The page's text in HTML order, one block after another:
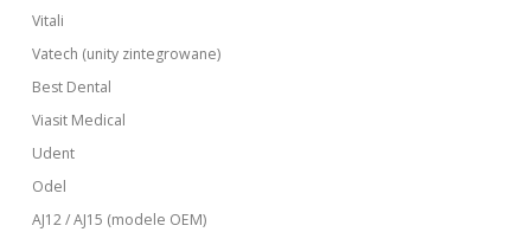
Vitali
Vatech (unity zintegrowane)
Best Dental
Viasit Medical
Udent
Odel
AJ12 / AJ15 (modele OEM)